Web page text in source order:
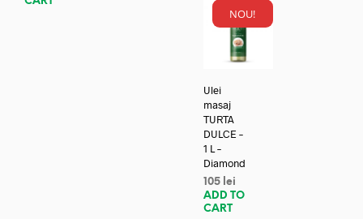
NOU!
Ulei
masaj
TURTA
DULCE –
1 L –
Diamond
105 lei
ADD TO
CART